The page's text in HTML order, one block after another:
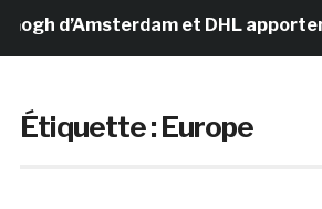
d’Amsterdam et DHL apportent
Étiquette :Europe